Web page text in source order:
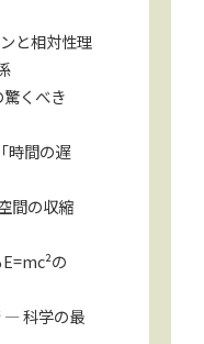
と相対性理
くべき
時間の遅
間の収縮
の
— 科学の最